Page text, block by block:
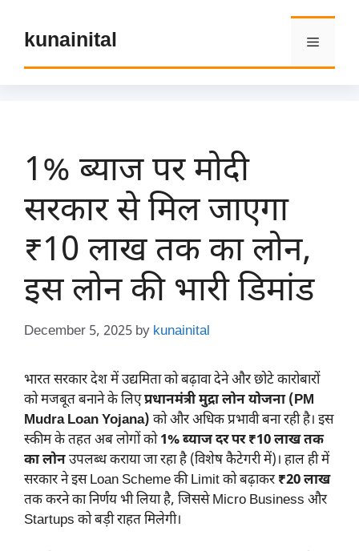
contentkunainital Menu
1% ब्याज पर मोदी
सरकार से मिल जाएगा
₹10 लाख तक का लोन,
इस लोन की भारी डिमांड
December 5, 2025 by kunainital
भारत सरकार देश में उद्यमिता को बढ़ावा देने और छोटे कारोबारों
को मजबूत बनाने के लिएप्रधानमंत्री मुद्रा लोन योजना (PM
Mudra Loan Yojana) को और अधिक प्रभावी बना रही है। इस
स्कीम के तहत अब लोगों को1% ब्याज दर पर ₹10 लाख तक
का लोनउपलब्ध कराया जा रहा है (विशेष कैटेगरी में)। हाल ही में
सरकार ने इस Loan Scheme की Limit को बढ़ाकर₹20 लाख
तक करने का निर्णय भी लिया है, जिससे Micro Business और
Startups को बड़ी राहत मिलेगी।